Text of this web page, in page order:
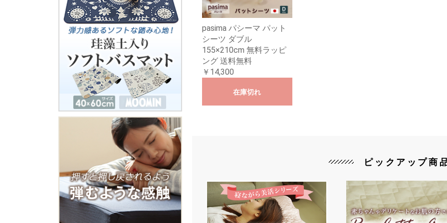
pasima パシーマ パット
シーツ ダブル
155×210cm 無料ラッピ
ング 送料無料
￥14,300
在庫切れ
ピックアップ商